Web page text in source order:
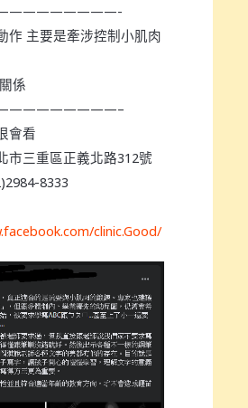
作 主要是牽涉控制小肌肉
係
會看
市三重區正義北路312號
8333
clinic.Good/